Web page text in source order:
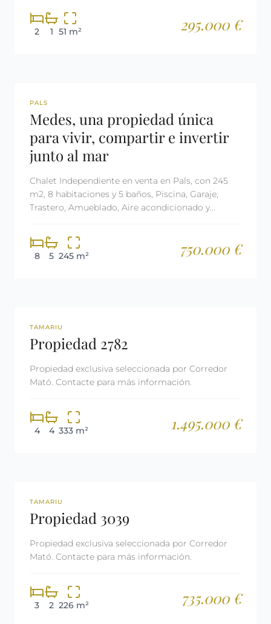
2 1 51 m² 295.000 €
REF: 2734
PALS
Medes, una propiedad única
para vivir, compartir e invertir
junto al mar
Chalet Independiente en venta en Pals, con 245
m2, 8 habitaciones y 5 baños, Piscina, Garaje,
Trastero, Amueblado, Aire acondicionado y
8 5 245 m² 750.000 €
REF: 2782
TAMARIU
Propiedad 2782
Propiedad exclusiva seleccionada por Corredor
Mató. Contacte para más información.
4 4 333 m² 1.495.000 €
REF: 3039
TAMARIU
Propiedad 3039
Propiedad exclusiva seleccionada por Corredor
Mató. Contacte para más información.
3 2 226 m² 735.000 €